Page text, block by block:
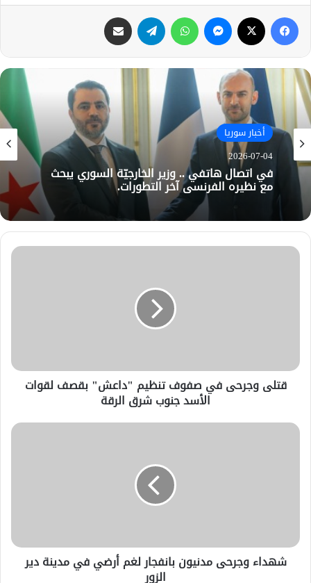
فيسبوك ماسنجر واتساب تيلقرام
أخبار سوريا
2026-07-04
في اتصال هاتفي .. وزير الخارجيّة السوري يبحث
مع نظيره الفرنسي آخر التطورات.
قتلى وجرحى في صفوف تنظيم "داعش" بقصف لقوات
الأسد جنوب شرق الرقة
شهداء وجرحى مدنيون بانفجار لغم أرضي في مدينة دير
الزور